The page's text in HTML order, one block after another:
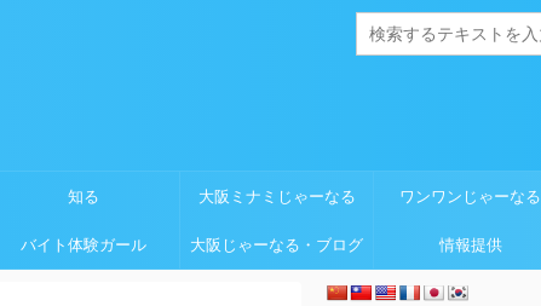
知る 大阪ミナミじゃーなる ワンワンじゃーなる
バイト体験ガール 大阪じゃーなる・ブログ 情報提供